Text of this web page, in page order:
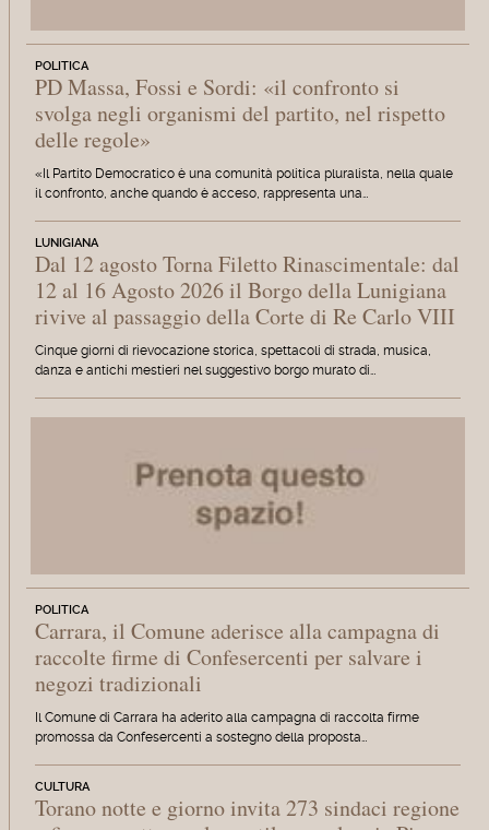
POLITICA
PD Massa, Fossi e Sordi: «il confronto si
svolga negli organismi del partito, nel rispetto
delle regole»
«Il Partito Democratico è una comunità politica pluralista, nella quale
il confronto, anche quando è acceso, rappresenta una…
LUNIGIANA
Dal 12 agosto Torna Filetto Rinascimentale: dal
12 al 16 Agosto 2026 il Borgo della Lunigiana
rivive al passaggio della Corte di Re Carlo VIII
Cinque giorni di rievocazione storica, spettacoli di strada, musica,
danza e antichi mestieri nel suggestivo borgo murato di…
POLITICA
Carrara, il Comune aderisce alla campagna di
raccolte firme di Confesercenti per salvare i
negozi tradizionali
Il Comune di Carrara ha aderito alla campagna di raccolta firme
promossa da Confesercenti a sostegno della proposta…
CULTURA
Torano notte e giorno invita 273 sindaci regione